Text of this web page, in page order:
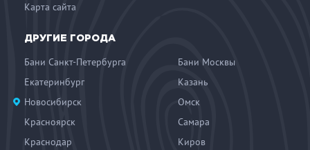
Карта сайта
ДРУГИЕ ГОРОДА
Бани Санкт-Петербурга
Бани Москвы
Екатеринбург
Казань
Новосибирск
Омск
Красноярск
Самара
Краснодар
Киров